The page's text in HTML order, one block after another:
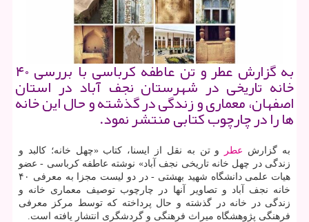
به گزارش عطر و تن عاطفه كرباسی با بررسی ۴۰
خانه تاریخی در شهرستان نجف آباد در استان
اصفهان، معماری و زندگی در گذشته و حال این خانه
ها را در چارچوب كتابی منتشر نمود.
به گزارش عطر
و تن به نقل از ایسنا، کتاب «چهل خانه؛ کالبد و
زندگی در چهل خانه تاریخی نجف آباد» نوشته عاطفه کرباسی - عضو
هیات علمی دانشگاه شهید بهشتی - در دو لیست مجزا به معرفی ۴۰
خانه نجف آباد و تصاویر آنها در چارچوب توصیف معماری خانه و
زندگی در خانه در گذشته و حال پرداخته که توسط مرکز معرفی
فرهنگی پژوهشگاه میراث فرهنگی و گردشگری انتشار یافته است.